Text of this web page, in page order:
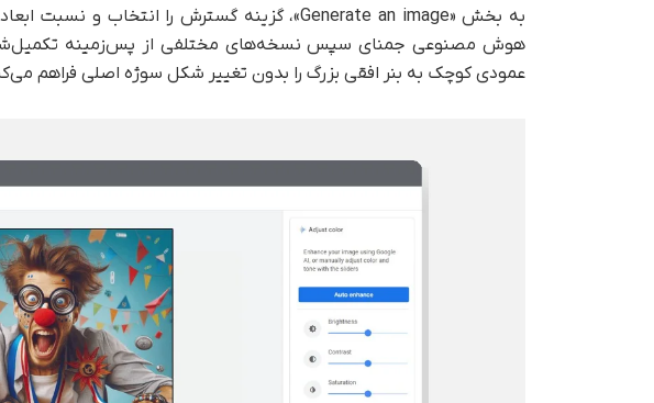
هوش مصنوعی جمنای سپس نسخه‌های مختلفی از پس‌زمینه تکمیل‌شده
عمودی کوچک به بنر افقی بزرگ را بدون تغییر شکل سوژه اصلی فراهم